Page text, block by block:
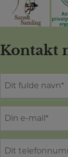
Kontakt
l